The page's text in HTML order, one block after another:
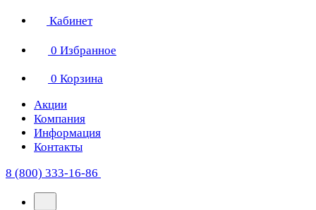
Кабинет
0 Избранное
0 Корзина
Акции
Компания
Информация
Контакты
8 (800) 333-16-86